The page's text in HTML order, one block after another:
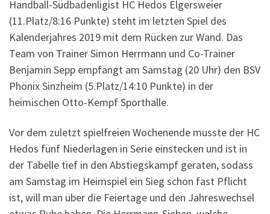
Handball-Südbadenligist HC Hedos Elgersweier
(11.Platz/8:16 Punkte) steht im letzten Spiel des
Kalenderjahres 2019 mit dem Rücken zur Wand. Das
Team von Trainer Simon Herrmann und Co-Trainer
Benjamin Sepp empfängt am Samstag (20 Uhr) den BSV
Phönix Sinzheim (5.Platz/14:10 Punkte) in der
heimischen Otto-Kempf Sporthalle.
Vor dem zuletzt spielfreien Wochenende musste der HC
Hedos fünf Niederlagen in Serie einstecken und ist in
der Tabelle tief in den Abstiegskampf geraten, sodass
am Samstag im Heimspiel ein Sieg schon fast Pflicht
ist, will man über die Feiertage und den Jahreswechsel